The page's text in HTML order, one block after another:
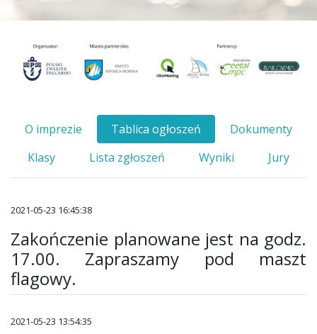
O imprezie Tablica ogłoszeń
Dokumenty
Klasy
Lista zgłoszeń Wyniki Jury
2021-05-23 16:45:38
Zakończenie planowane jest na godz.
17.00. Zapraszamy pod maszt
flagowy.
2021-05-23 13:54:35